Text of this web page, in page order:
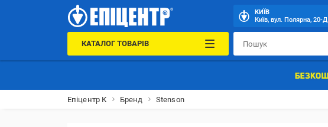
КИЇВ
Київ, вул. Полярна, 20-Д
КАТАЛОГ ТОВАРІВ
Епіцентр К Бренд Stenson